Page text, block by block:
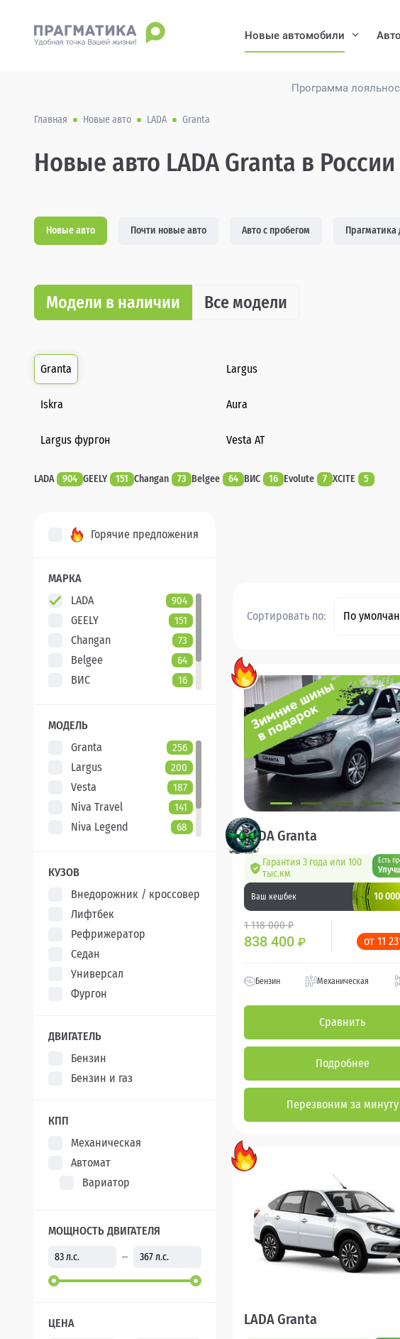
Программа
Новые автомобили
Главная Новые авто LADA Granta
Новые авто LADA Granta в России
Новые авто Почти новые авто Авто с пробегом Прагматика
Модели в наличии Все модели
Granta Largus
Iskra Aura
Largus фургон Vesta AT
LADA 904 GEELY 151 Changan 73 Belgee 64 ВИС 16 Evolute 7 XCITE 5
Горячие предложения
МАРКА
LADA
904
GEELY 151
Changan 73
Belgee 64
ВИС 16
XCITE
МОДЕЛЬ
Granta
256
Largus 200
Vesta 187
Niva Travel 141
Niva Legend 68
Aura
КУЗОВ
Внедорожник / кроссовер
Лифтбек
Рефрижератор
Седан
Универсал
Фургон
ДВИГАТЕЛЬ
Бензин
Бензин и газ
КПП
Механическая
Автомат
Вариатор
МОЩНОСТЬ ДВИГАТЕЛЯ
ЦЕНА
Сортировать по: По
LADA Granta
Гарантия 3 года или 100
тыс.км
Есть
Ваш кешбек 10
1 118 000 ₽
838 400 ₽ от 11
Бензин Механическая
Сравнить
Подробнее
Перезвоним за минуту
LADA Granta